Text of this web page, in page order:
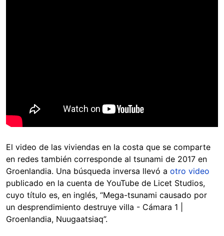
El video de las viviendas en la costa que se comparte
en redes también corresponde al tsunami de 2017 en
Groenlandia. Una búsqueda inversa llevó a otro video
publicado en la cuenta de YouTube de Licet Studios,
cuyo título es, en inglés, “Mega-tsunami causado por
un desprendimiento destruye villa - Cámara 1 |
Groenlandia, Nuugaatsiaq”.